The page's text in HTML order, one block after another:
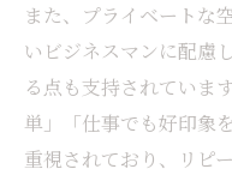
説
群馬県伊勢崎
の魅力
また、プライベートな
いビジネスマンに配慮
る点も支持されていま
単」「仕事でも好印象
重視されており、リピ